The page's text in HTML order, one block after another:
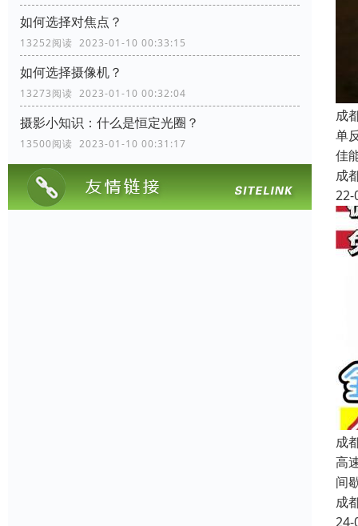
如何选择对焦点？
13252阅读 2023-01-10 00:33:15
如何选择摄像机？
13273阅读 2023-01-10 00:32:04
摄影小知识：什么是恒定光圈？
13500阅读 2023-01-10 00:31:17
成
单
佳
成
22-
成
高
间
成
24-